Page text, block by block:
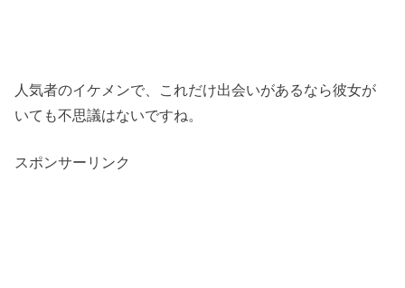
人気者のイケメンで、これだけ出会いがあるなら彼女が
いても不思議はないですね。
スポンサーリンク